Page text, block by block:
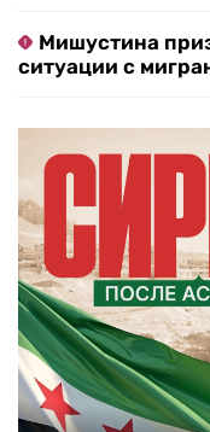
Мишустина
ситуации с